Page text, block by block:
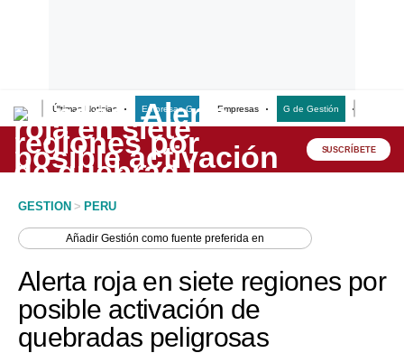
Últimas Noticias Empresas G Empresas G de Gestión
Lo último
Peru Quiosco
Economía
Mercados
SUSCRÍBETE
GESTION > PERU
AñadirGestión como fuente preferida en
Alerta roja en siete regiones por
posible activación de
quebradas peligrosas